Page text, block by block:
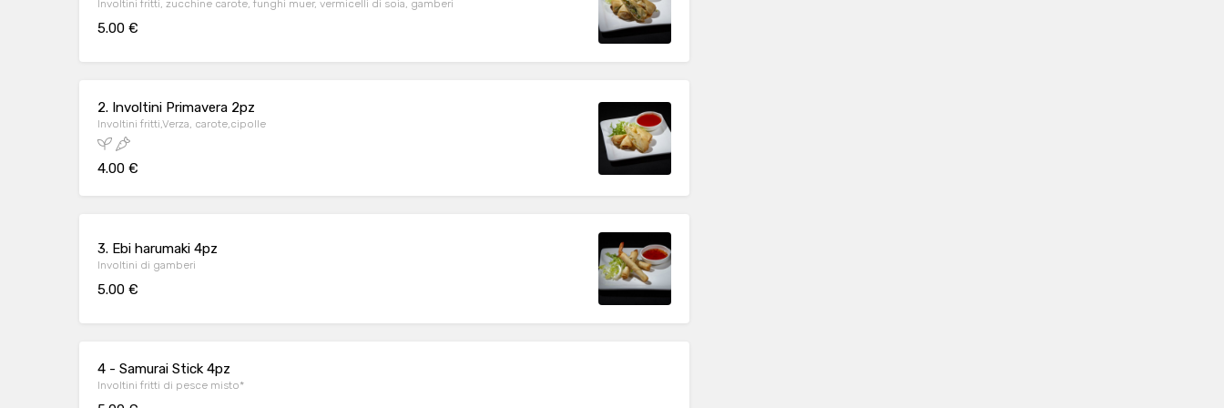
Involtini fritti, zucchine carote, funghi muer, vermicelli di soia, gamberi
5.00 €
2. Involtini Primavera 2pz
Involtini fritti,Verza, carote,cipolle
4.00 €
3. Ebi harumaki 4pz
Involtini di gamberi
5.00 €
4 - Samurai Stick 4pz
Involtini fritti di pesce misto*